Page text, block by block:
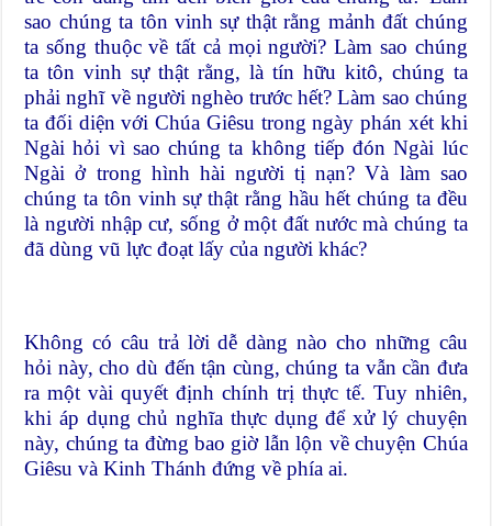
sao chúng ta tôn vinh sự thật rằng mảnh đất chúng
ta sống thuộc về tất cả mọi người? Làm sao chúng
ta tôn vinh sự thật rằng, là tín hữu kitô, chúng ta
phải nghĩ về người nghèo trước hết? Làm sao chúng
ta đối diện với Chúa Giêsu trong ngày phán xét khi
Ngài hỏi vì sao chúng ta không tiếp đón Ngài lúc
Ngài ở trong hình hài người tị nạn? Và làm sao
chúng ta tôn vinh sự thật rằng hầu hết chúng ta đều
là người nhập cư, sống ở một đất nước mà chúng ta
đã dùng vũ lực đoạt lấy của người khác?
Không có câu trả lời dễ dàng nào cho những câu
hỏi này, cho dù đến tận cùng, chúng ta vẫn cần đưa
ra một vài quyết định chính trị thực tế. Tuy nhiên,
khi áp dụng chủ nghĩa thực dụng để xử lý chuyện
này, chúng ta đừng bao giờ lẫn lộn về chuyện Chúa
Giêsu và Kinh Thánh đứng về phía ai.